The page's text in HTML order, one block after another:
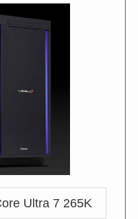
Ultra 7 265K